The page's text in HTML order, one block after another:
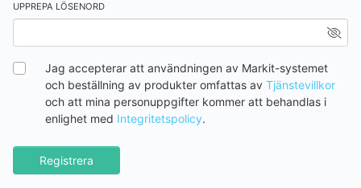
UPPREPA LÖSENORD
Jag accepterar att användningen av Markit-systemet
och beställning av produkter omfattas av Tjänstevillkor
och att mina personuppgifter kommer att behandlas i
enlighet med Integritetspolicy.
Registrera